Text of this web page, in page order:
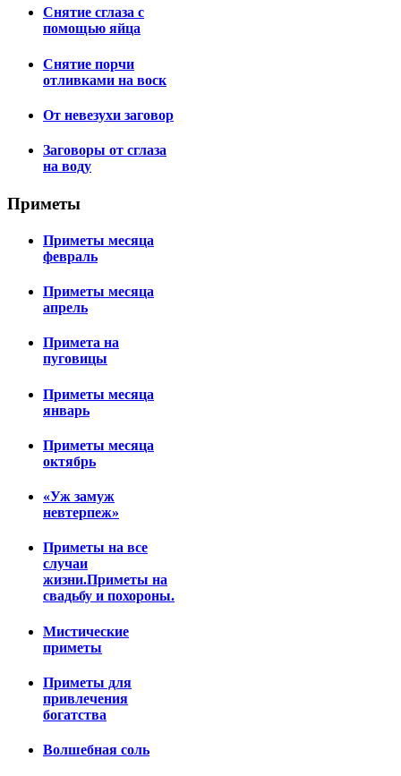
Снятие сглаза с
помощью яйца
Снятие порчи
отливками на воск
От невезухи заговор
Заговоры от сглаза
на воду
Приметы
Приметы месяца
февраль
Приметы месяца
апрель
Примета на
пуговицы
Приметы месяца
январь
Приметы месяца
октябрь
«Уж замуж
невтерпеж»
Приметы на все
случаи
жизни.Приметы на
свадьбу и похороны.
Мистические
приметы
Приметы для
привлечения
богатства
Волшебная соль